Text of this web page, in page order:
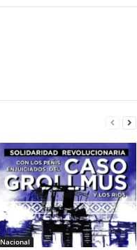
Nacional